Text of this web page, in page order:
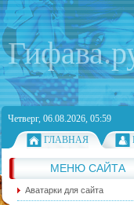
Четверг, 06.08.2026, 05:59
ГЛАВНАЯ
МЕНЮ САЙТА
Аватарки для сайта